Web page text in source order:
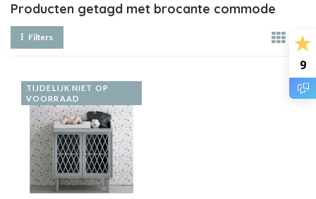
9
Producten getagd met brocante commode
Filters
TIJDELIJK NIET OP
VOORRAAD